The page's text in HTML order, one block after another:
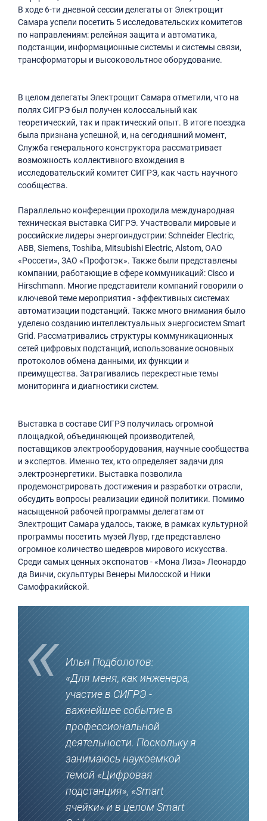
В ходе 6-ти дневной сессии делегаты от Электрощит
Самара успели посетить 5 исследовательских комитетов
по направлениям: релейная защита и автоматика,
подстанции, информационные системы и системы связи,
трансформаторы и высоковольтное оборудование.
В целом делегаты Электрощит Самара отметили, что на
полях СИГРЭ был получен колоссальный как
теоретический, так и практический опыт. В итоге поездка
была признана успешной, и, на сегодняшний момент,
Служба генерального конструктора рассматривает
возможность коллективного вхождения в
исследовательский комитет СИГРЭ, как часть научного
сообщества.
Параллельно конференции проходила международная
техническая выставка СИГРЭ. Участвовали мировые и
российские лидеры энергоиндустрии: Schneider Electric,
ABB, Siemens, Toshiba, Mitsubishi Electric, Alstom, ОАО
«Россети», ЗАО «Профотэк». Также были представлены
компании, работающие в сфере коммуникаций: Cisco и
Hirschmann. Многие представители компаний говорили о
ключевой теме мероприятия - эффективных системах
автоматизации подстанций. Также много внимания было
уделено созданию интеллектуальных энергосистем Smart
Grid. Рассматривались структуры коммуникационных
сетей цифровых подстанций, использование основных
протоколов обмена данными, их функции и
преимущества. Затрагивались перекрестные темы
мониторинга и диагностики систем.
Выставка в составе СИГРЭ получилась огромной
площадкой, объединяющей производителей,
поставщиков электрооборудования, научные сообщества
и экспертов. Именно тех, кто определяет задачи для
электроэнергетики. Выставка позволила
продемонстрировать достижения и разработки отрасли,
обсудить вопросы реализации единой политики. Помимо
насыщенной рабочей программы делегатам от
Электрощит Самара удалось, также, в рамках культурной
программы посетить музей Лувр, где представлено
огромное количество шедевров мирового искусства.
Среди самых ценных экспонатов - «Мона Лиза» Леонардо
да Винчи, скульптуры Венеры Милосской и Ники
Самофракийской.
Илья Подболотов:
«Для меня, как инженера,
участие в СИГРЭ -
важнейшее событие в
профессиональной
деятельности. Поскольку я
занимаюсь наукоемкой
темой «Цифровая
подстанция», «Smart
ячейки» и в целом Smart